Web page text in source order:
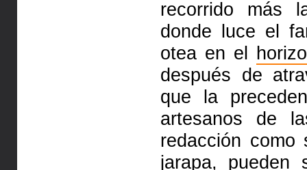
recorrido más
donde luce el
otea en el
después de
que la
artesanos de
redacción
jarapa, pueden